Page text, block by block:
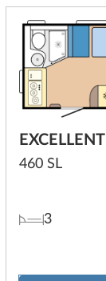
EXCELLENT
460 SL
3